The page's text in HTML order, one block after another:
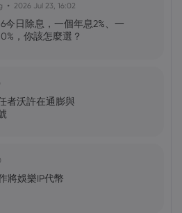
2026 Jul 23, 16:02
日除息，一個年息2%、一
，你該怎麼選？
者沃許在通膨與
將娛樂IP代幣